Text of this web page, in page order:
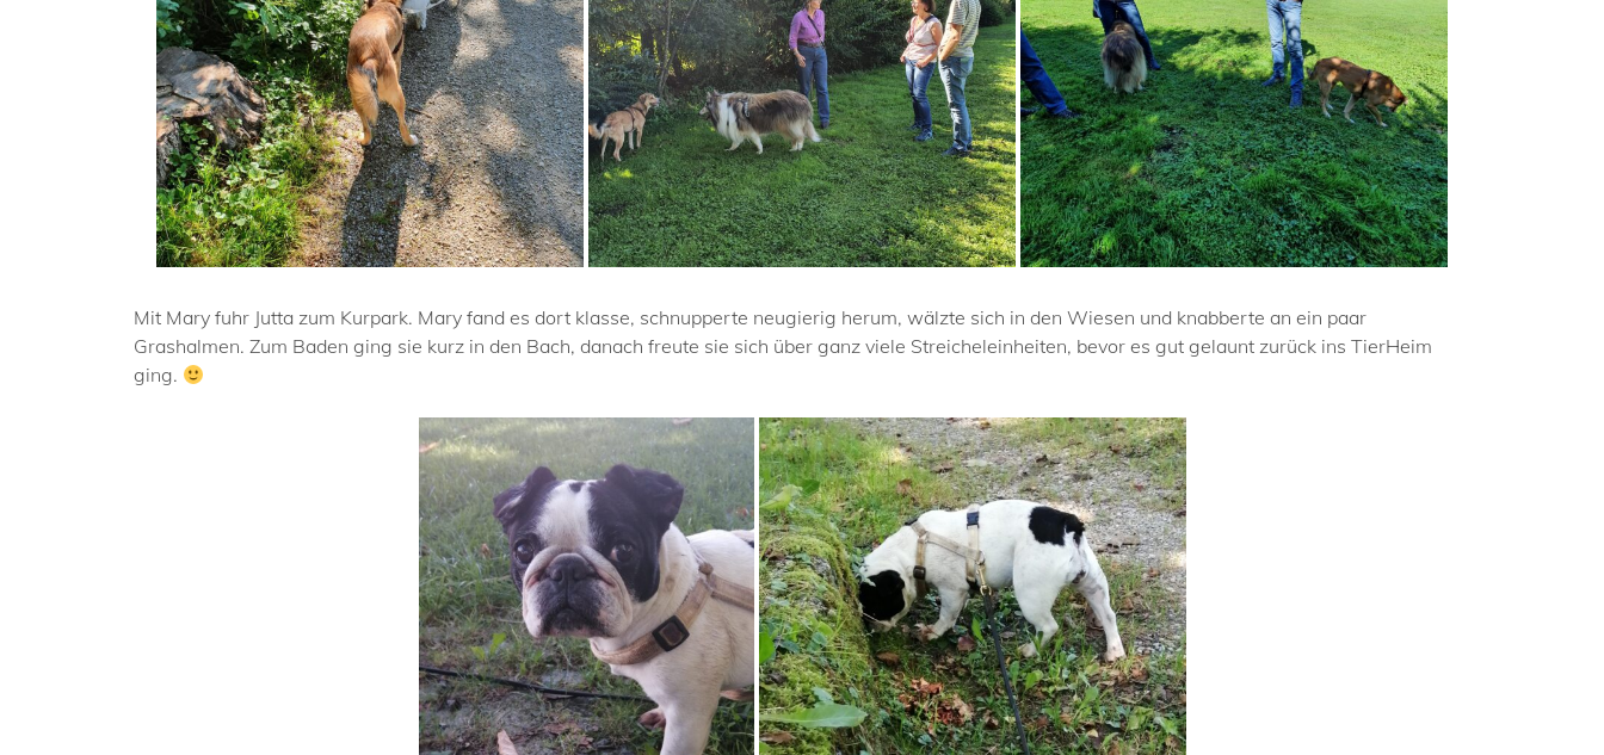
Mit Mary fuhr Jutta zum Kurpark. Mary fand es dort klasse, schnupperte neugierig herum, wälzte sich in den Wiesen und knabberte an ein paar
Grashalmen. Zum Baden ging sie kurz in den Bach, danach freute sie sich über ganz viele Streicheleinheiten, bevor es gut gelaunt zurück ins TierHeim
ging.